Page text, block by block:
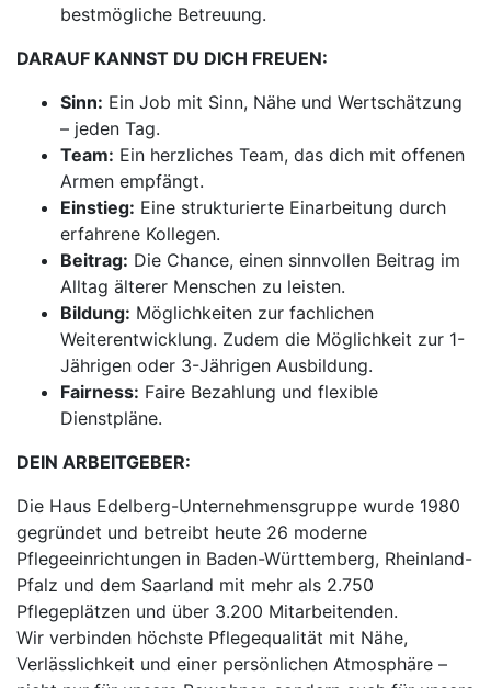
bestmögliche Betreuung.
DARAUF KANNST DU DICH FREUEN:
Sinn: Ein Job mit Sinn, Nähe und Wertschätzung
– jeden Tag.
Team: Ein herzliches Team, das dich mit offenen
Armen empfängt.
Einstieg: Eine strukturierte Einarbeitung durch
erfahrene Kollegen.
Beitrag: Die Chance, einen sinnvollen Beitrag im
Alltag älterer Menschen zu leisten.
Bildung: Möglichkeiten zur fachlichen
Weiterentwicklung. Zudem die Möglichkeit zur 1-
Jährigen oder 3-Jährigen Ausbildung.
Fairness: Faire Bezahlung und flexible
Dienstpläne.
DEIN ARBEITGEBER:
Die Haus Edelberg-Unternehmensgruppe wurde 1980
gegründet und betreibt heute 26 moderne
Pflegeeinrichtungen in Baden-Württemberg, Rheinland-
Pfalz und dem Saarland mit mehr als 2.750
Pflegeplätzen und über 3.200 Mitarbeitenden.
Wir verbinden höchste Pflegequalität mit Nähe,
Verlässlichkeit und einer persönlichen Atmosphäre –